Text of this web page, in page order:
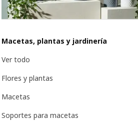
Macetas, plantas y jardinería
Ver todo
Flores y plantas
Macetas
Soportes para macetas